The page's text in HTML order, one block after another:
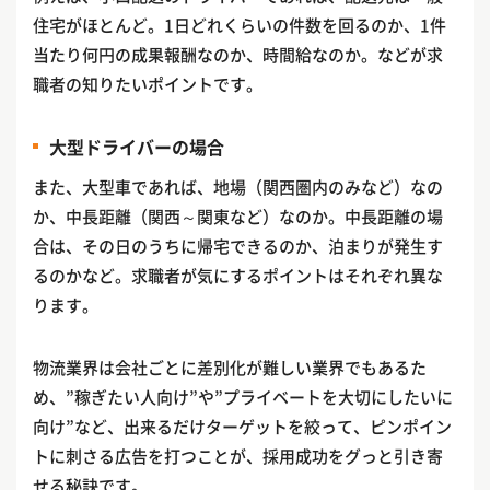
住宅がほとんど。1日どれくらいの件数を回るのか、1件
当たり何円の成果報酬なのか、時間給なのか。などが求
職者の知りたいポイントです。
大型ドライバーの場合
また、大型車であれば、地場（関西圏内のみなど）なの
か、中長距離（関西～関東など）なのか。中長距離の場
合は、その日のうちに帰宅できるのか、泊まりが発生す
るのかなど。求職者が気にするポイントはそれぞれ異な
ります。
物流業界は会社ごとに差別化が難しい業界でもあるた
め、”稼ぎたい人向け”や”プライベートを大切にしたいに
向け”など、出来るだけターゲットを絞って、ピンポイン
トに刺さる広告を打つことが、採用成功をグっと引き寄
せる秘訣です。